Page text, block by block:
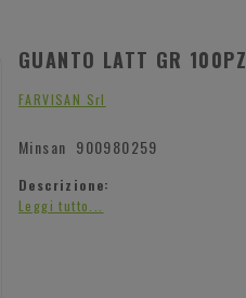
GUANTO LATT GR 100PZ
FARVISAN Srl
Minsan 900980259
Descrizione:
Leggi tutto...